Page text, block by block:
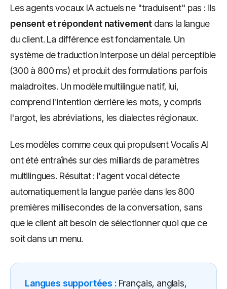
Les agents vocaux IA actuels ne "traduisent" pas : ils
pensent et répondent nativement dans la langue
du client. La différence est fondamentale. Un
système de traduction interpose un délai perceptible
(300 à 800 ms) et produit des formulations parfois
maladroites. Un modèle multilingue natif, lui,
comprend l'intention derrière les mots, y compris
l'argot, les abréviations, les dialectes régionaux.
Les modèles comme ceux qui propulsent Vocalis AI
ont été entraînés sur des milliards de paramètres
multilingues. Résultat : l'agent vocal détecte
automatiquement la langue parlée dans les 800
premières millisecondes de la conversation, sans
que le client ait besoin de sélectionner quoi que ce
soit dans un menu.
Langues supportées :Français, anglais,